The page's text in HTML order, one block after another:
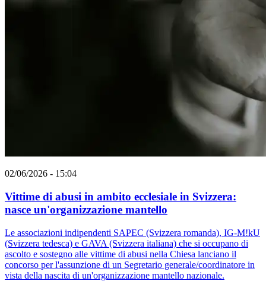
02/06/2026 - 15:04
Vittime di abusi in ambito ecclesiale in Svizzera:
nasce un'organizzazione mantello
Le associazioni indipendenti SAPEC (Svizzera romanda), IG-M!kU
(Svizzera tedesca) e GAVA (Svizzera italiana) che si occupano di
ascolto e sostegno alle vittime di abusi nella Chiesa lanciano il
concorso per l'assunzione di un Segretario generale/coordinatore in
vista della nascita di un'organizzazione mantello nazionale.